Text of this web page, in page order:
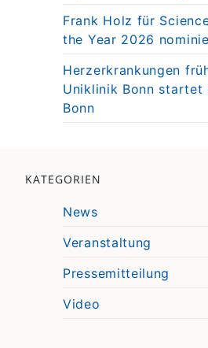
Frank Holz für
the Year 2026
Herzerkrankungen
Uniklinik Bonn startet
Bonn
KATEGORIEN
News
Veranstaltung
Pressemitteilung
Video